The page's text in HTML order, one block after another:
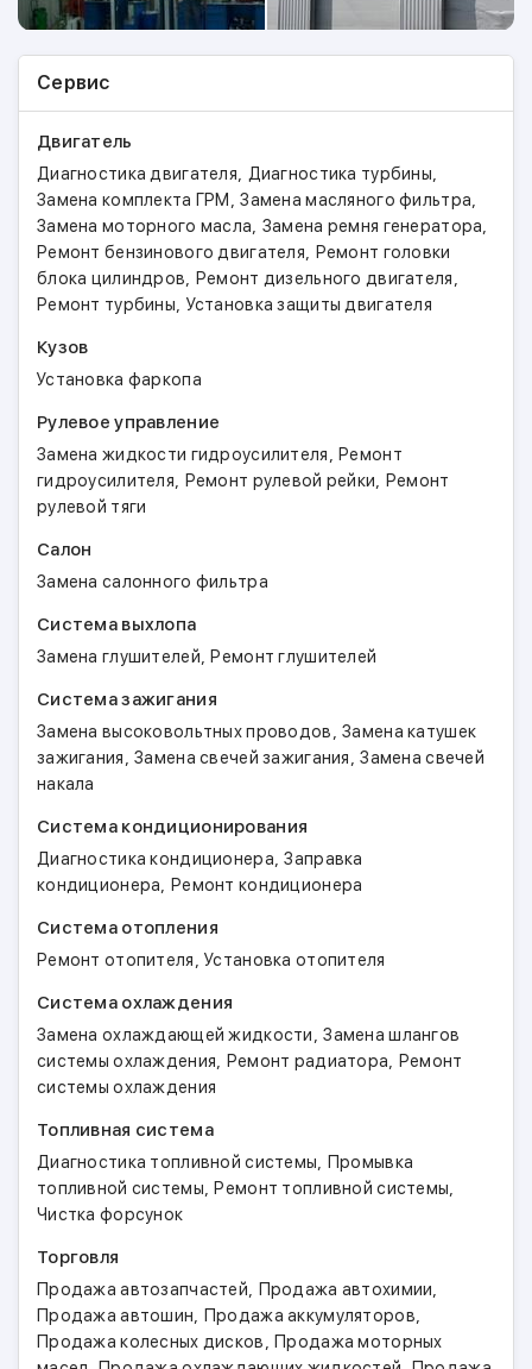
Сервис
Двигатель
Диагностика двигателя, Диагностика турбины,
Замена комплекта ГРМ ,Замена масляного фильтра,
Замена моторного масла, Замена ремня генератора,
Ремонт бензинового двигателя, Ремонт головки
блока цилиндров, Ремонт дизельного двигателя,
Ремонт турбины, Установка защиты двигателя
Кузов
Установка фаркопа
Рулевое управление
Замена жидкости гидроусилителя,Ремонт
гидроусилителя, Ремонт рулевой рейки, Ремонт
рулевой тяги
Салон
Замена салонного фильтра
Система выхлопа
Замена глушителей,Ремонт глушителей
Система зажигания
Замена высоковольтных проводов,Замена катушек
зажигания,Замена свечей зажигания,Замена свечей
накала
Система кондиционирования
Диагностика кондиционера,Заправка
кондиционера, Ремонт кондиционера
Система отопления
Ремонт отопителя,Установка отопителя
Система охлаждения
Замена охлаждающей жидкости,Замена шлангов
системы охлаждения, Ремонт радиатора, Ремонт
системы охлаждения
Топливная система
Диагностика топливной системы, Промывка
топливной системы,Ремонт топливной системы,
Чистка форсунок
Торговля
Продажа автозапчастей, Продажа автохимии,
Продажа автошин, Продажа аккумуляторов,
Продажа колесных дисков,Продажа моторных